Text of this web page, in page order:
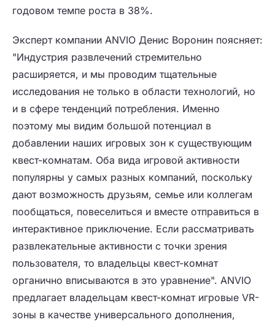
годовом темпе роста в 38%.
Эксперт компании ANVIO Денис Воронин поясняет:
"Индустрия развлечений стремительно
расширяется, и мы проводим тщательные
исследования не только в области технологий, но
и в сфере тенденций потребления. Именно
поэтому мы видим большой потенциал в
добавлении наших игровых зон к существующим
квест-комнатам. Оба вида игровой активности
популярны у самых разных компаний, поскольку
дают возможность друзьям, семье или коллегам
пообщаться, повеселиться и вместе отправиться в
интерактивное приключение. Если рассматривать
развлекательные активности с точки зрения
пользователя, то владельцы квест-комнат
органично вписываются в это уравнение". ANVIO
предлагает владельцам квест-комнат игровые VR-
зоны в качестве универсального дополнения,